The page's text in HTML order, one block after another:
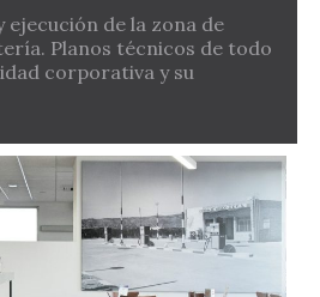
ejecución de la zona de
Planos técnicos de todo
corporativa y su